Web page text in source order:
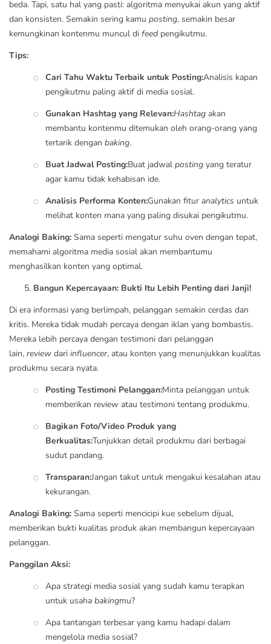
beda. Tapi, satu hal yang pasti: algoritma menyukai akun yang aktif
dan konsisten. Semakin sering kamu posting, semakin besar
kemungkinan kontenmu muncul di feed pengikutmu.
Tips:
Cari Tahu Waktu Terbaik untuk Posting:Analisis kapan
pengikutmu paling aktif di media sosial.
Gunakan Hashtag yang Relevan:Hashtag akan
membantu kontenmu ditemukan oleh orang-orang yang
tertarik dengan baking.
Buat Jadwal Posting:Buat jadwal posting yang teratur
agar kamu tidak kehabisan ide.
Analisis Performa Konten:Gunakan fitur analytics untuk
melihat konten mana yang paling disukai pengikutmu.
Analogi Baking: Sama seperti mengatur suhu oven dengan tepat,
memahami algoritma media sosial akan membantumu
menghasilkan konten yang optimal.
Bangun Kepercayaan: Bukti Itu Lebih Penting dari Janji!
Di era informasi yang berlimpah, pelanggan semakin cerdas dan
kritis. Mereka tidak mudah percaya dengan iklan yang bombastis.
Mereka lebih percaya dengan testimoni dari pelanggan
lain, review dari influencer, atau konten yang menunjukkan kualitas
produkmu secara nyata.
Posting Testimoni Pelanggan:Minta pelanggan untuk
memberikan review atau testimoni tentang produkmu.
Bagikan Foto/Video Produk yang
Berkualitas:Tunjukkan detail produkmu dari berbagai
sudut pandang.
Transparan:Jangan takut untuk mengakui kesalahan atau
kekurangan.
Analogi Baking: Sama seperti mencicipi kue sebelum dijual,
memberikan bukti kualitas produk akan membangun kepercayaan
pelanggan.
Panggilan Aksi:
Apa strategi media sosial yang sudah kamu terapkan
untuk usaha bakingmu?
Apa tantangan terbesar yang kamu hadapi dalam
mengelola media sosial?